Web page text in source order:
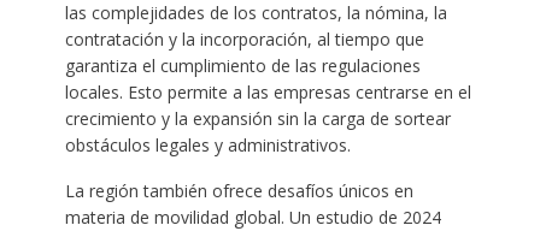
las complejidades de los contratos, la nómina, la
contratación y la incorporación, al tiempo que
garantiza el cumplimiento de las regulaciones
locales. Esto permite a las empresas centrarse en el
crecimiento y la expansión sin la carga de sortear
obstáculos legales y administrativos.
La región también ofrece desafíos únicos en
materia de movilidad global. Un estudio de 2024